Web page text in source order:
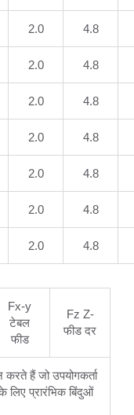
2.0 4.8
2.0 4.8
2.0 4.8
2.0 4.8
2.0 4.8
2.0 4.8
2.0 4.8
Fx-y
टेबल
फीड
Fz Z-
फीड दर
करते हैं जो उपयोगकर्ता
प्रारंभिक बिंदुओं